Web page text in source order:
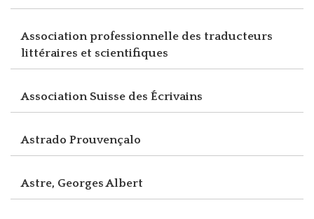
Association professionnelle des traducteurs
littéraires et scientifiques
Association Suisse des Écrivains
Astrado Prouvençalo
Astre, Georges Albert